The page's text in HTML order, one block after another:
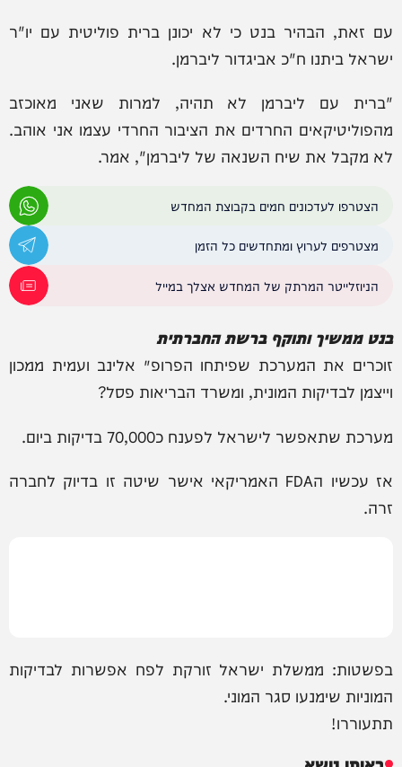
עם זאת, הבהיר בנט כי לא יכונן ברית פוליטית עם יו"ר
ישראל ביתנו ח"כ אביגדור ליברמן.
"ברית עם ליברמן לא תהיה, למרות שאני מאוכזב
מהפוליטיקאים החרדים את הציבור החרדי עצמו אני אוהב.
לא מקבל את שיח השנאה של ליברמן", אמר.
הצטרפו לעדכונים חמים בקבוצת המחדש
מצטרפים לערוץ ומתחדשים כל הזמן
הניוזלייטר המרתק של המחדש אצלך במייל
בנט ממשיך ותוקף ברשת החברתית
זוכרים את המערכת שפיתחו הפרופ׳ אלינב ועמית ממכון
וייצמן לבדיקות המונית, ומשרד הבריאות פסל?
מערכת שתאפשר לישראל לפענח כ70,000 בדיקות ביום.
אז עכשיו הFDA האמריקאי אישר שיטה זו בדיוק לחברה
זרה.
בפשטות: ממשלת ישראל זורקת לפח אפשרות לבדיקות
המוניות שימנעו סגר המוני.
תתעוררו!